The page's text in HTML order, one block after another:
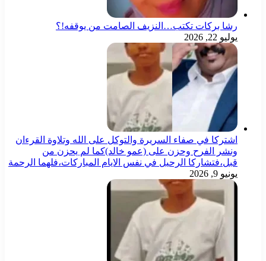
رشا بركات تكتب…النزيف الصامت من يوقفه!؟
يوليو 22, 2026
اشتركا في صفاء السريرة والتوكل على الله وتلاوة القرءان
ونشر الفرح وحزن على (عمو خالد)كما لم يحزن من
قبل،فتشاركا الرحيل في نفس الايام المباركات،فلهما الرحمة
يونيو 9, 2026